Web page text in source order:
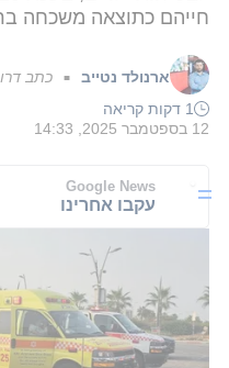
חייהם כתוצאה משכחה
ארנולד נטייב ■ כתב
1 דקות קריאה
12 בספטמבר 2025, 14:33
Google News
עקבו אחרינו